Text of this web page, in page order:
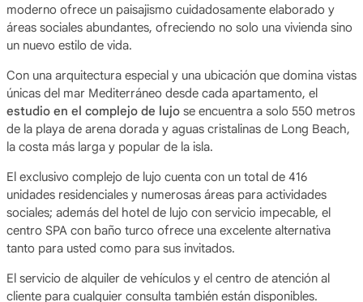
moderno ofrece un paisajismo cuidadosamente elaborado y
áreas sociales abundantes, ofreciendo no solo una vivienda sino
un nuevo estilo de vida.
Con una arquitectura especial y una ubicación que domina vistas
únicas del mar Mediterráneo desde cada apartamento, el
estudio en el complejo de lujose encuentra a solo 550 metros
de la playa de arena dorada y aguas cristalinas de Long Beach,
la costa más larga y popular de la isla.
El exclusivo complejo de lujo cuenta con un total de 416
unidades residenciales y numerosas áreas para actividades
sociales; además del hotel de lujo con servicio impecable, el
centro SPA con baño turco ofrece una excelente alternativa
tanto para usted como para sus invitados.
El servicio de alquiler de vehículos y el centro de atención al
cliente para cualquier consulta también están disponibles.